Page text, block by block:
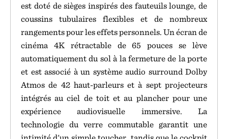
est doté de sièges inspirés des fauteuils lounge, de
coussins tubulaires flexibles et de nombreux
rangements pour les effets personnels. Un écran de
cinéma 4K rétractable de 65 pouces se lève
automatiquement du sol à la fermeture de la porte
et est associé à un système audio surround Dolby
Atmos de 42 haut-parleurs et à sept projecteurs
intégrés au ciel de toit et au plancher pour une
expérience audiovisuelle immersive. La
technologie du verre commutable garantit une